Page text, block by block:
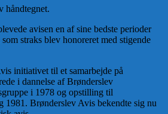
håndtegnet.
avisen en af sine bedste perioder
straks blev honoreret med stigende
initiativet til et samarbejde på
i dannelse af Brønderslev
i 1978 og opstilling til
1981. Brønderslev Avis bekendte sig nu